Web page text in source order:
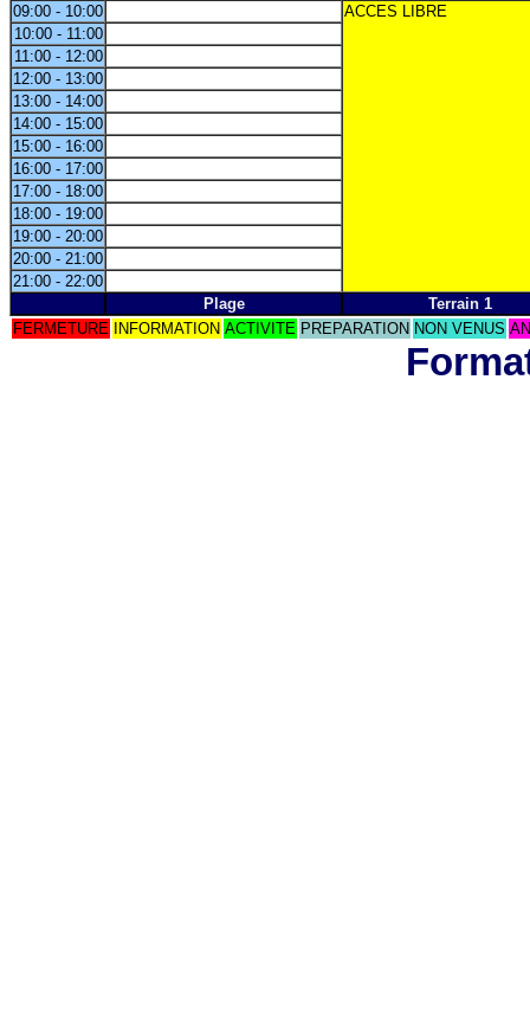
09:00 - 10:00
ACCES LIBRE
10:00 - 11:00
11:00 - 12:00
12:00 - 13:00
13:00 - 14:00
14:00 - 15:00
15:00 - 16:00
16:00 - 17:00
17:00 - 18:00
18:00 - 19:00
19:00 - 20:00
20:00 - 21:00
21:00 - 22:00
Plage
Terrain 1
FERMETURE
INFORMATION ACTIVITE PREPARATION NON VENUS